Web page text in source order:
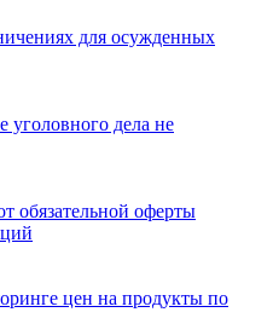
для осужденных
дела не
обязательной оферты
цен на продукты по